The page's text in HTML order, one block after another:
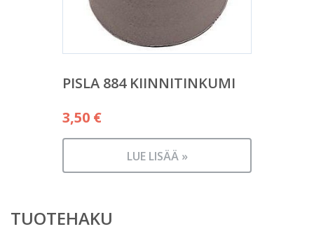
PISLA 884 KIINNITINKUMI
3,50 €
LUE LISÄÄ »
TUOTEHAKU